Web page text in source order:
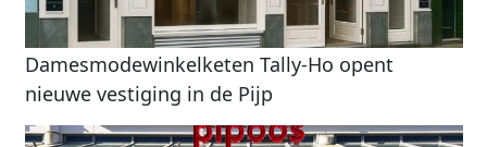
Damesmodewinkelketen Tally-Ho opent
nieuwe vestiging in de Pijp